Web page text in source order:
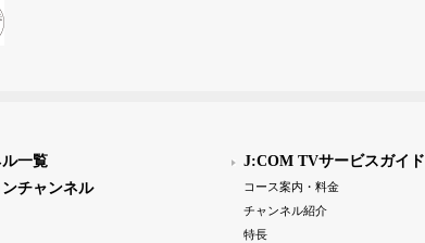
一覧
チャンネル
J:COM TVサービスガイド
コース案内・料金
チャンネル紹介
特長